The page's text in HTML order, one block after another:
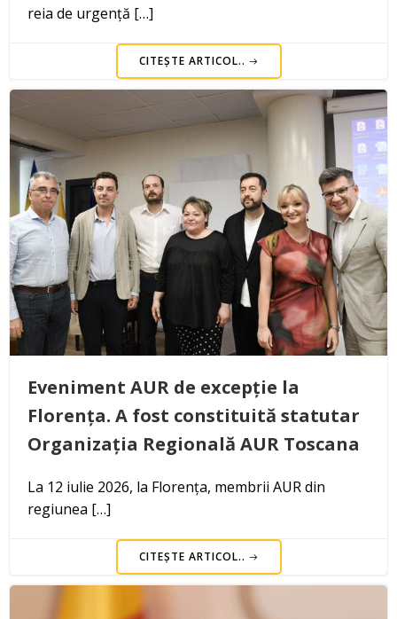
reia de urgență […]
CITEȘTE ARTICOL..
Eveniment AUR de excepție la
Florența. A fost constituită statutar
Organizația Regională AUR Toscana
La 12 iulie 2026, la Florența, membrii AUR din
regiunea […]
CITEȘTE ARTICOL..